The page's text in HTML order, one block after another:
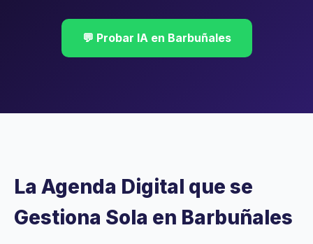
💬 Probar IA en Barbuñales
La Agenda Digital que se
Gestiona Sola en Barbuñales